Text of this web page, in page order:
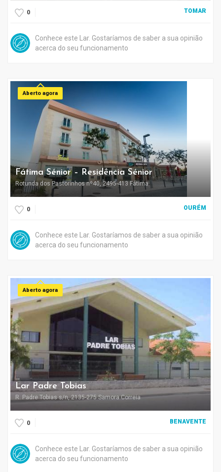
0 TOMAR
Conhece este Lar. Gostaríamos de saber a sua opinião
acerca do seu funcionamento
Aberto agora
Fátima Sénior – Residência Sénior
Rotunda dos Pastorinhos nº40, 2495-413 Fátima
0 OURÉM
Conhece este Lar. Gostaríamos de saber a sua opinião
acerca do seu funcionamento
Aberto agora
Lar Padre Tobias
R. Padre Tobias s/n, 2135-275 Samora Correia
0 BENAVENTE
Conhece este Lar. Gostaríamos de saber a sua opinião
acerca do seu funcionamento